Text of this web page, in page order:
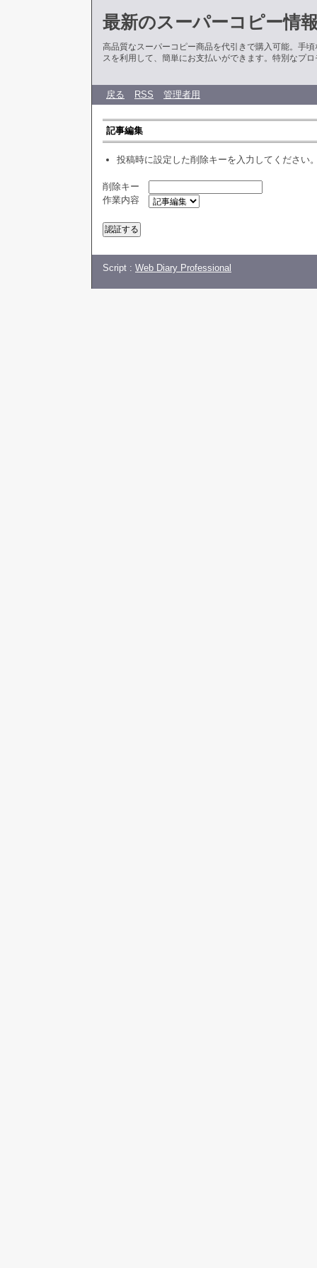
最新のスーパーコピー情
高品質なスーパーコピー商品を代引きで購入可能。手
スを利用して、簡単にお支払いができます。特別なプ
戻る RSS 管理者用
記事編集
投稿時に設定した削除キーを入力してください
削除キー
作業内容
Script : Web Diary Professional